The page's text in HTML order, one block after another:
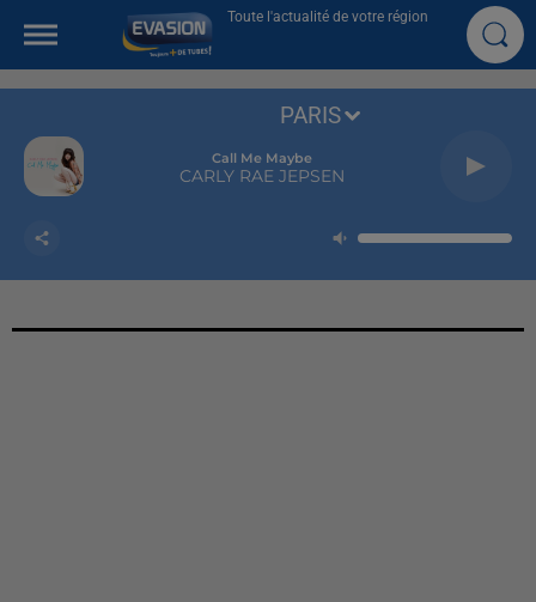
Toute l'actualité de votre région
Call Me Maybe
CARLY RAE JEPSEN
PARIS